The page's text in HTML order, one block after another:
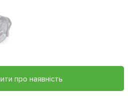
про наявність